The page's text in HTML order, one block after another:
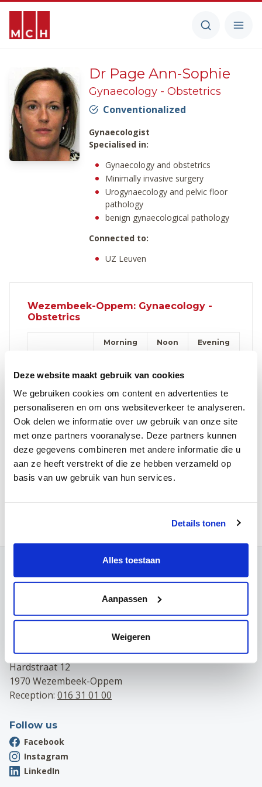
Deze website maakt gebruik van cookies
We gebruiken cookies om content en advertenties te
personaliseren en om ons websiteverkeer te analyseren.
Ook delen we informatie over uw gebruik van onze site
met onze partners vooranalyse. Deze partners kunnen
deze gegevens combineren met andere informatie die u
aan ze heeft verstrekt of die ze hebben verzameld op
basis van uw gebruik van hun services.
Details tonen
Alles toestaan
Aanpassen
Weigeren
Dr Page Ann-Sophie
Gynaecology - Obstetrics
Conventionalized
Gynaecologist
Specialised in:
Gynaecology and obstetrics
Minimally invasive surgery
Urogynaecology and pelvic floor
pathology
benign gynaecological pathology
Connected to:
UZ Leuven
Wezembeek-Oppem: Gynaecology -
Obstetrics
Morning Noon Evening
Wednesday
Thursday
Friday
Saturday
Maria Theresiastraat 63 A
3000 Leuven
Campus Wezembeek-Oppem
Hardstraat 12
1970 Wezembeek-Oppem
Reception: 016 31 01 00
Follow us
Facebook
Instagram
LinkedIn